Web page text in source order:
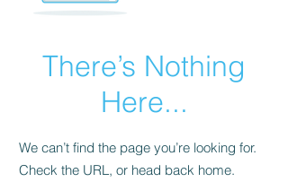
There’s Nothing
Here...
We can’t find the page you’re looking for.
Check the URL, or head back home.